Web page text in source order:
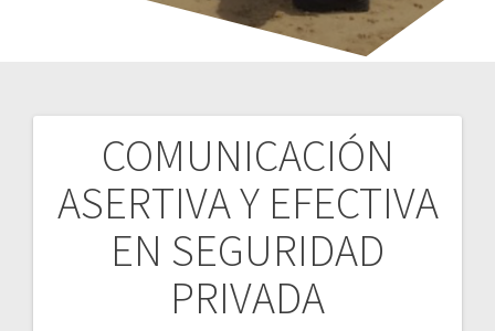
COMUNICACIÓN
ASERTIVA Y EFECTIVA
EN SEGURIDAD
PRIVADA
Navegación
de
entradas